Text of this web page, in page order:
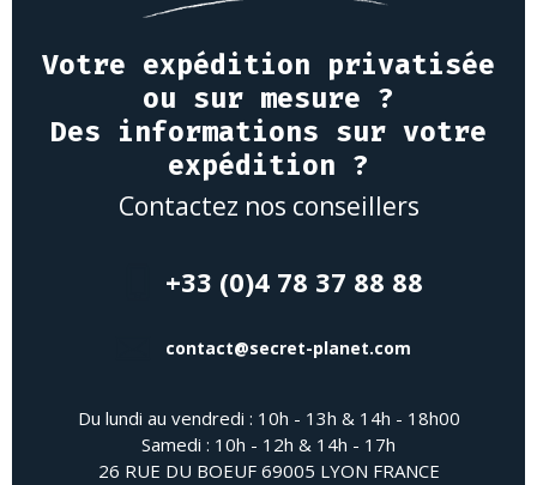
Votre expédition privatisée
ou sur mesure ?
Des informations sur votre
expédition ?
Contactez nos conseillers
+33 (0)4 78 37 88 88
contact@secret-planet.com
Du lundi au vendredi : 10h - 13h & 14h - 18h00
Samedi : 10h - 12h & 14h - 17h
26 RUE DU BOEUF 69005 LYON FRANCE